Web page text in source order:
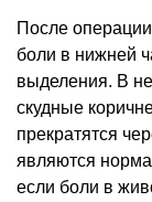
После
боли в нижней
выделения. В
скудные
прекратятся
являются
если боли в